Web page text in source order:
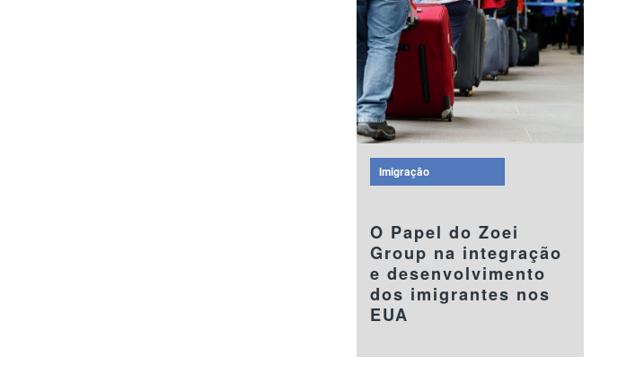
Imigração
O Papel do Zoei
Group na integração
e desenvolvimento
dos imigrantes nos
EUA